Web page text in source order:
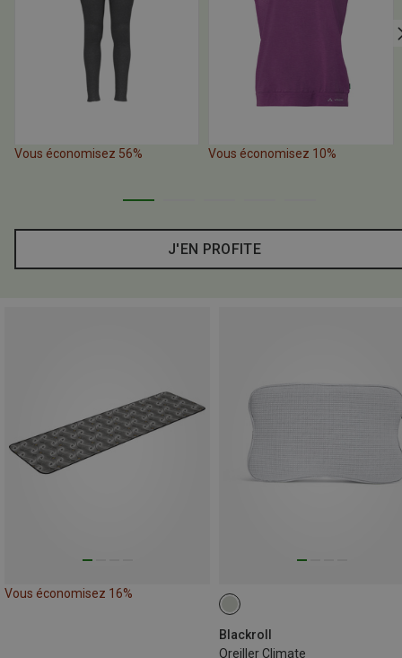
Vous économisez 56% Vous économisez 10%
J'EN PROFITE
Vous économisez 16%
Blackroll
Oreiller Climate